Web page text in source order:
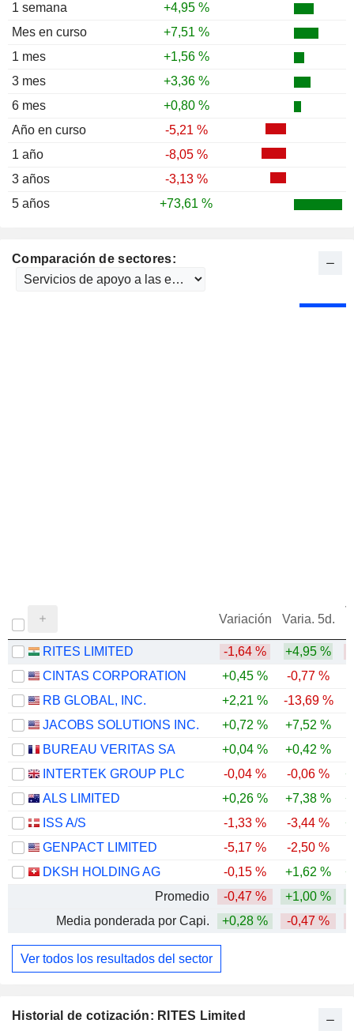
1 semana
+4,95 %
Mes en curso
+7,51 %
1 mes
+1,56 %
3 mes
+3,36 %
6 mes
+0,80 %
Año en curso
-5,21 %
1 año
-8,05 %
3 años
-3,13 %
5 años
+73,61 %
Comparación de sectores:
Variación Varia. 5d.
RITES LIMITED -1,64 % +4,95 %
CINTAS CORPORATION
+0,45 % -0,77 %
RB GLOBAL, INC.
+2,21 % -13,69 %
JACOBS SOLUTIONS INC.
+0,72 % +7,52 %
BUREAU VERITAS SA
+0,04 % +0,42 %
INTERTEK GROUP PLC
-0,04 % -0,06 %
ALS LIMITED
+0,26 % +7,38 %
ISS A/S
-1,33 % -3,44 %
GENPACT LIMITED
-5,17 % -2,50 %
DKSH HOLDING AG
-0,15 % +1,62 %
Promedio
-0,47 % +1,00 %
Media ponderada por Capi.
+0,28 % -0,47 %
Ver todos los resultados del sector
Historial de cotización: RITES Limited